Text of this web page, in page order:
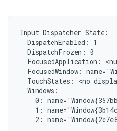
Input Dispatcher State:
  DispatchEnabled: 1
  DispatchFrozen: 0
FocusedApplication:
FocusedWindow:
TouchStates: <no
  Windows:
0:
1:
2: